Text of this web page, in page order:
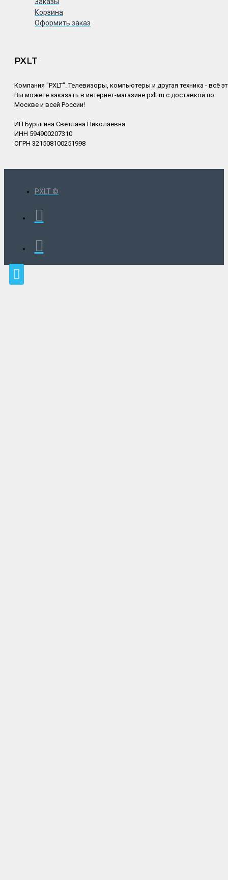
Корзина
Оформить заказ
PXLT
Компания "PXLT". Телевизоры, компьютеры и другая техника - всё
Вы можете заказать в интернет-магазине pxlt.ru с доставкой по
Москве и всей России!
ИП Бурыгина Светлана Николаевна
ИНН 594900207310
ОГРН 321508100251998
PXLT ©